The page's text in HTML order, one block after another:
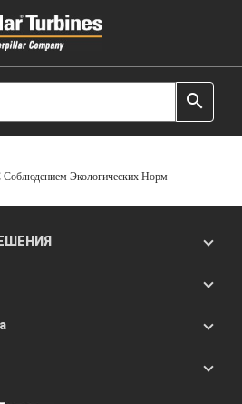
search
Соблюдением Экологических Норм